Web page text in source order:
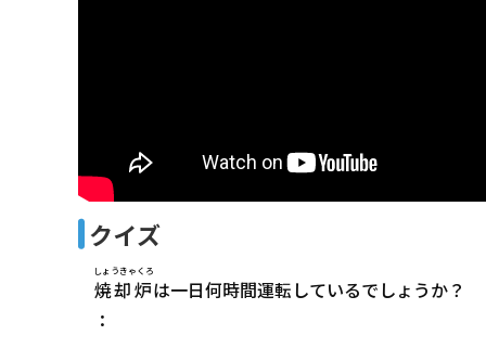
クイズ
焼却炉
しょうきゃくろ
は一日何時間運転しているでしょうか？
：